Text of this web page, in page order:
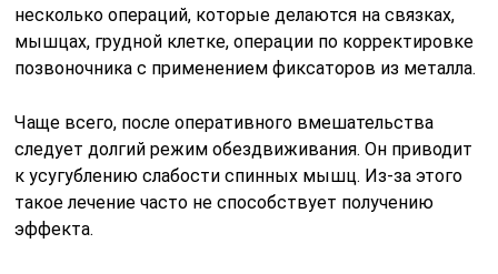
несколько операций, которые делаются на связках,
мышцах, грудной клетке, операции по корректировке
позвоночника с применением фиксаторов из металла.
Чаще всего, после оперативного вмешательства
следует долгий режим обездвиживания. Он приводит
к усугублению слабости спинных мышц. Из-за этого
такое лечение часто не способствует получению
эффекта.